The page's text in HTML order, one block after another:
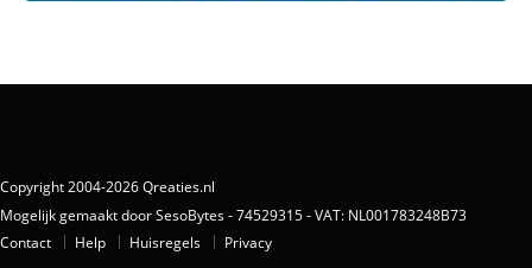
Copyright 2004-2026 Qreaties.nl
Mogelijk gemaakt door SesoBytes - 74529315 - VAT: NL001783248B73
Contact
Help Huisregels Privacy